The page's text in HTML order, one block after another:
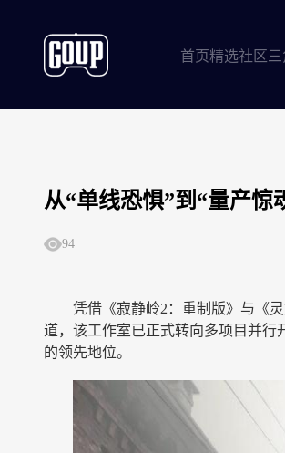
首页精选社区
从“单线恐惧”到“量产惊
94
凭借《寂静岭2：重制版》与《
道，该工作室已正式转向多项目并
的领先地位。